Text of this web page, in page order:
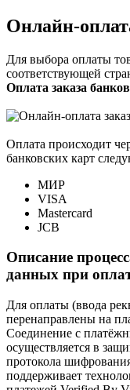
Онлайн-
Для выбора оплаты
соответствующей
Оплата заказа
Оплата происходит
банковских карт
МИР
VISA
Mastercard
JCB
Описание
данных при
Для оплаты (ввода
перенаправлены на
Соединение с
осуществляется в
протокола
поддерживает